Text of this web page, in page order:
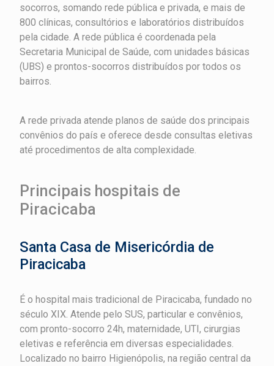
socorros, somando rede pública e privada, e mais de
800 clínicas, consultórios e laboratórios distribuídos
pela cidade. A rede pública é coordenada pela
Secretaria Municipal de Saúde, com unidades básicas
(UBS) e prontos-socorros distribuídos por todos os
bairros.
A rede privada atende planos de saúde dos principais
convênios do país e oferece desde consultas eletivas
até procedimentos de alta complexidade.
Principais hospitais de
Piracicaba
Santa Casa de Misericórdia de
Piracicaba
É o hospital mais tradicional de Piracicaba, fundado no
século XIX. Atende pelo SUS, particular e convênios,
com pronto-socorro 24h, maternidade, UTI, cirurgias
eletivas e referência em diversas especialidades.
Localizado no bairro Higienópolis, na região central da